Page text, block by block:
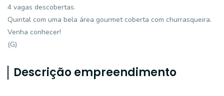
4 vagas descobertas.
Quintal com uma bela área gourmet coberta com churrasqueira.
Venha conhecer!
(G)
Descrição empreendimento